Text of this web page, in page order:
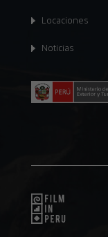
Locaciones
Noticias